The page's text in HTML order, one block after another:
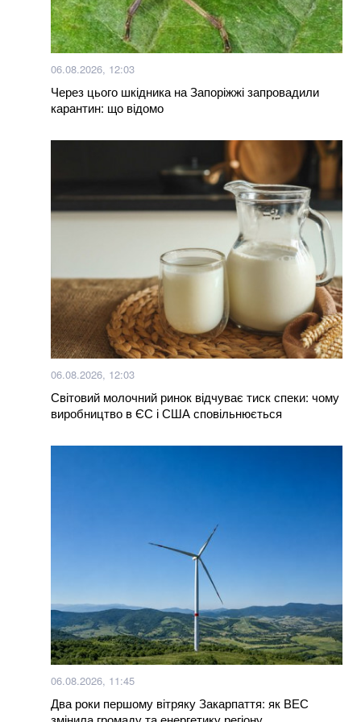
Нагороджені посмертно: у Хмельницькому нагороди
загиблих Героїв отримали їх родини
Яка температура вважається нормальною: ви
здивуєтеся, але це не 36,6
06.08.2026, 12:03
Через цього шкідника на Запоріжжі запровадили
карантин: що відомо
06.08.2026, 12:03
Світовий молочний ринок відчуває тиск спеки: чому
виробництво в ЄС і США сповільнюється
06.08.2026, 11:45
Два роки першому вітряку Закарпаття: як ВЕС